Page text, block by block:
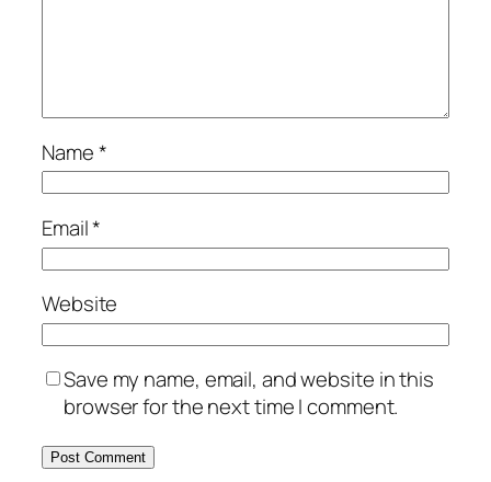
Name*
Email*
Website
Save my name, email, and website in this
browser for the next time I comment.